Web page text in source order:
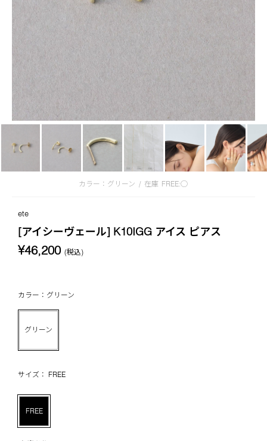
カラー：グリーン / 在庫 FREE:◯
ete
[アイシーヴェール] K10IGG アイス ピアス
¥46,200 (税込)
カラー：グリーン
グリーン
サイズ： FREE
FREE